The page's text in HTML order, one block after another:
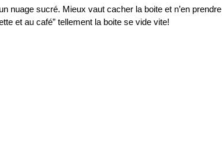
nuage sucré. Mieux vaut cacher la boite et n’en prendre
et au café” tellement la boite se vide vite!